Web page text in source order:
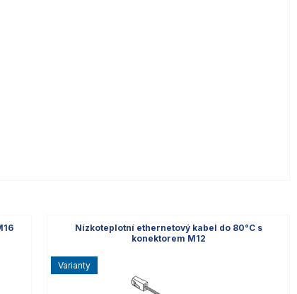
Nízkoteplotní ethernetový kabel do 80°C s
konektorem M12
varianty